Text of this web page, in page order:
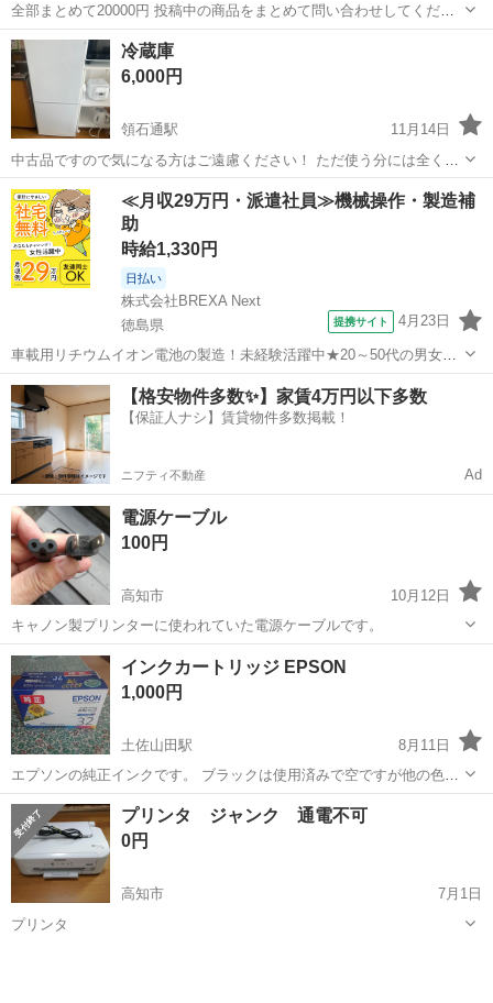
全部まとめて20000円 投稿中の商品をまとめて問い合わせしてくださ
る方を優先させていただきます。
高知 香南市 よしかわ駅
冷蔵庫
6,000円
領石通駅
11月14日
中古品ですので気になる方はご遠慮ください！ ただ使う分には全く問
題ないです！ 外観も綺麗でまだまだ使えます！ 早めにお渡しできる方
を優先します！！ 高知市内であれば搬出無料！ 市外はご相談くださ
い！
高知 高知市 領石通駅 プリンター 無料
≪月収29万円・派遣社員≫機械操作・製造補
助
時給1,330円
日払い
株式会社BREXA Next
徳島県
提携サイト 4月23日
車載用リチウムイオン電池の製造！未経験活躍中★20～50代の男女活
躍中！寮費無料★備品付き1R寮完備！自宅からマイカー通勤OK！無料
駐車場完備◎正社員登用制度あり！《徳島県板野郡松茂町》 人気の工
場のお仕事 ◇車載用リチウ...
徳島 その他
【格安物件多数✨】家賃4万円以下多数
【保証人ナシ】賃貸物件多数掲載！
ニフティ不動産 Ad
電源ケーブル
100円
高知市
10月12日
キャノン製プリンターに使われていた電源ケーブルです。
高知 高知市 プリンター
インクカートリッジ EPSON
1,000円
土佐山田駅
8月11日
エプソンの純正インクです。 ブラックは使用済みで空ですが他の色は
未開封です。 型番、適合は写真に撮ってます。
高知 香美市 土佐山田駅 プリンター
インクカートリッジ
プリンタ ジャンク 通電不可
0円
高知市
7月1日
プリンタ